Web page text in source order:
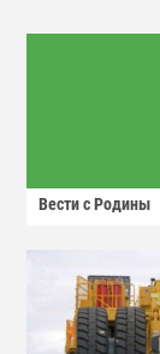
Вести с Родины